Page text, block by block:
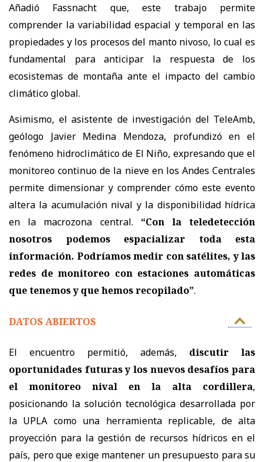
Añadió Fassnacht que, este trabajo permite
comprender la variabilidad espacial y temporal en las
propiedades y los procesos del manto nivoso, lo cual es
fundamental para anticipar la respuesta de los
ecosistemas de montaña ante el impacto del cambio
climático global.
Asimismo, el asistente de investigación del TeleAmb,
geólogo Javier Medina Mendoza, profundizó en el
fenómeno hidroclimático de El Niño, expresando que el
monitoreo continuo de la nieve en los Andes Centrales
permite dimensionar y comprender cómo este evento
altera la acumulación nival y la disponibilidad hídrica
en la macrozona central.
“Con la teledetección
nosotros podemos espacializar toda esta
información. Podríamos medir con satélites, y las
redes de monitoreo con estaciones automáticas
que tenemos y que hemos recopilado”.
DATOS ABIERTOS
El encuentro permitió, además,
discutir las
oportunidades futuras y los nuevos desafíos para
el monitoreo nival en la alta cordillera,
posicionando la solución tecnológica desarrollada por
la UPLA como una herramienta replicable, de alta
proyección para la gestión de recursos hídricos en el
país, pero que exige mantener un presupuesto para su